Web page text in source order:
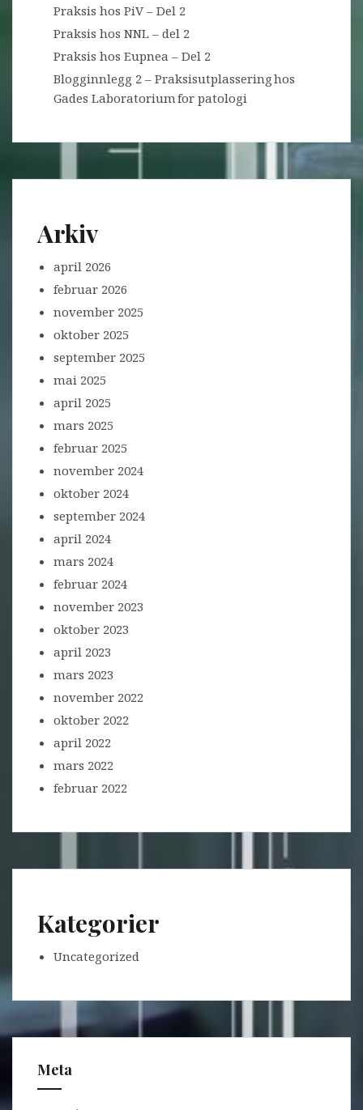
Praksis hos PiV – Del 2
Praksis hos NNL – del 2
Praksis hos Eupnea – Del 2
Blogginnlegg 2 – Praksisutplassering hos
Gades Laboratorium for patologi
Arkiv
april 2026
februar 2026
november 2025
oktober 2025
september 2025
mai 2025
april 2025
mars 2025
februar 2025
november 2024
oktober 2024
september 2024
april 2024
mars 2024
februar 2024
november 2023
oktober 2023
april 2023
mars 2023
november 2022
oktober 2022
april 2022
mars 2022
februar 2022
Kategorier
Uncategorized
Meta